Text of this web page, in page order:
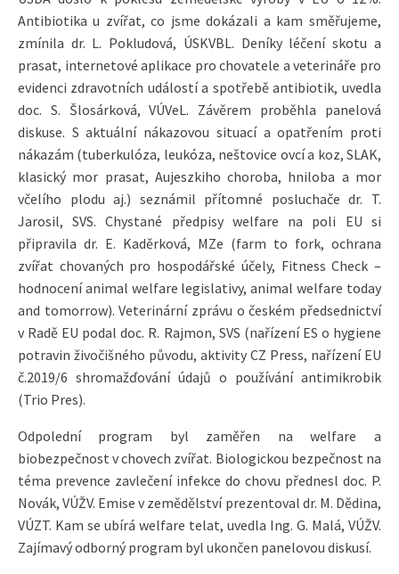
Antibiotika u zvířat, co jsme dokázali a kam směřujeme,
zmínila dr. L. Pokludová, ÚSKVBL. Deníky léčení skotu a
prasat, internetové aplikace pro chovatele a veterináře pro
evidenci zdravotních událostí a spotřebě antibiotik, uvedla
doc. S. Šlosárková, VÚVeL. Závěrem proběhla panelová
diskuse. S aktuální nákazovou situací a opatřením proti
nákazám (tuberkulóza, leukóza, neštovice ovcí a koz, SLAK,
klasický mor prasat, Aujeszkiho choroba, hniloba a mor
včelího plodu aj.) seznámil přítomné posluchače dr. T.
Jarosil, SVS. Chystané předpisy welfare na poli EU si
připravila dr. E. Kaděrková, MZe (farm to fork, ochrana
zvířat chovaných pro hospodářské účely, Fitness Check –
hodnocení animal welfare legislativy, animal welfare today
and tomorrow). Veterinární zprávu o českém předsednictví
v Radě EU podal doc. R. Rajmon, SVS (nařízení ES o hygiene
potravin živočišného původu, aktivity CZ Press, nařízení EU
č.2019/6 shromažďování údajů o používání antimikrobik
(Trio Pres).
Odpolední program byl zaměřen na welfare a
biobezpečnost v chovech zvířat. Biologickou bezpečnost na
téma prevence zavlečení infekce do chovu přednesl doc. P.
Novák, VÚŽV. Emise v zemědělství prezentoval dr. M. Dědina,
VÚZT. Kam se ubírá welfare telat, uvedla Ing. G. Malá, VÚŽV.
Zajímavý odborný program byl ukončen panelovou diskusí.